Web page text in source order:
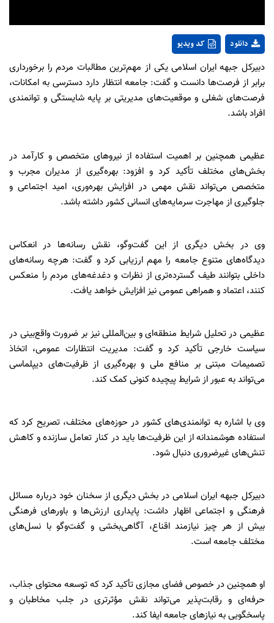
کد ویدیو دانلود
دبیرکل جبهه ایران اسلامی یکی از مهم‌ترین مطالبات مردم را برخورداری
برابر از فرصت‌ها دانست و گفت: جامعه انتظار دارد دسترسی به امکانات،
فرصت‌های شغلی و موقعیت‌های مدیریتی بر پایه شایستگی و توانمندی
افراد باشد.
عظیمی همچنین بر اهمیت استفاده از نیروهای متخصص و کارآمد در
بخش‌های مختلف تأکید کرد و افزود: بهره‌گیری از مدیران مجرب و
متخصص می‌تواند نقش مهمی در افزایش بهره‌وری، امید اجتماعی و
جلوگیری از مهاجرت سرمایه‌های انسانی کشور داشته باشد.
وی در بخش دیگری از این گفت‌وگو، نقش رسانه‌ها در انعکاس
دیدگاه‌های متنوع جامعه را مهم ارزیابی کرد و گفت: هرچه رسانه‌های
داخلی بتوانند طیف گسترده‌تری از نظرات و دغدغه‌های مردم را منعکس
کنند، اعتماد و همراهی عمومی نیز افزایش خواهد یافت.
عظیمی در تحلیل شرایط منطقه‌ای و بین‌المللی نیز بر ضرورت واقع‌بینی در
سیاست خارجی تأکید کرد و گفت: مدیریت انتظارات عمومی، اتخاذ
تصمیمات مبتنی بر منافع ملی و بهره‌گیری از ظرفیت‌های دیپلماسی
می‌تواند به عبور از شرایط پیچیده کنونی کمک کند.
وی با اشاره به توانمندی‌های کشور در حوزه‌های مختلف، تصریح کرد که
استفاده هوشمندانه از این ظرفیت‌ها باید در کنار تعامل سازنده و کاهش
تنش‌های غیرضروری دنبال شود.
دبیرکل جبهه ایران اسلامی در بخش دیگری از سخنان خود درباره مسائل
فرهنگی و اجتماعی اظهار داشت: پایداری ارزش‌ها و باورهای فرهنگی
بیش از هر چیز نیازمند اقناع، آگاهی‌بخشی و گفت‌وگو با نسل‌های
مختلف جامعه است.
او همچنین در خصوص فضای مجازی تأکید کرد که توسعه محتوای جذاب،
حرفه‌ای و رقابت‌پذیر می‌تواند نقش مؤثرتری در جلب مخاطبان و
پاسخگویی به نیازهای جامعه ایفا کند.